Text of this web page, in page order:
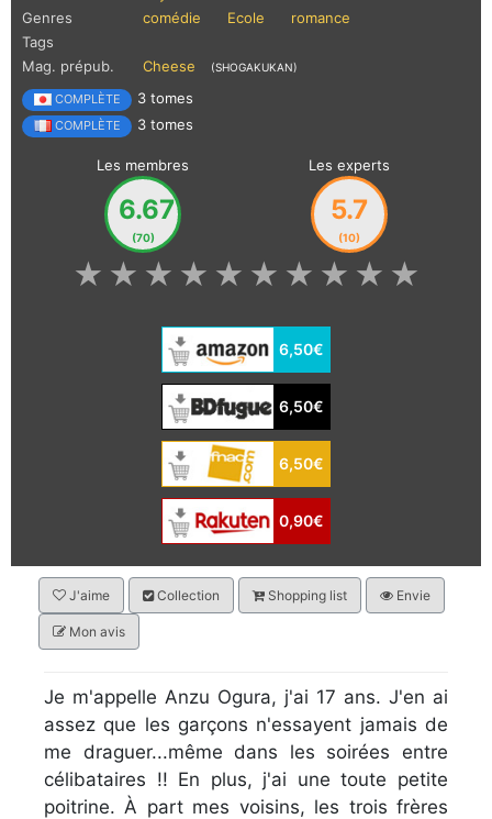
Genres
comédie Ecole
romance
Tags
Mag. prépub.
Cheese (SHOGAKUKAN)
COMPLÈTE 3 tomes
COMPLÈTE 3 tomes
Les membres
6.67
(70)
Les experts
5.7
(10)
★
★
★
★
★
★
★
★
★
★
6,50€
6,50€
6,50€
0,90€
J'aime Collection Shopping list Envie
Mon avis
Je m'appelle Anzu Ogura, j'ai 17 ans. J'en ai
assez que les garçons n'essayent jamais de
me draguer...même dans les soirées entre
célibataires !! En plus, j'ai une toute petite
poitrine. À part mes voisins, les trois frères